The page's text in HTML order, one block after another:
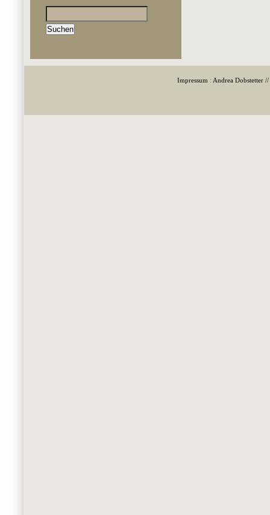
Impressum : Andrea Dobstetter